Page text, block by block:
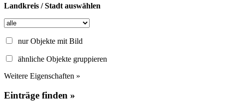
Landkreis / Stadt auswählen
nur Objekte mit Bild
ähnliche Objekte gruppieren
Weitere Eigenschaften »
Einträge finden »